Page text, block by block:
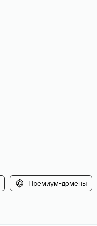
Премиум-домены